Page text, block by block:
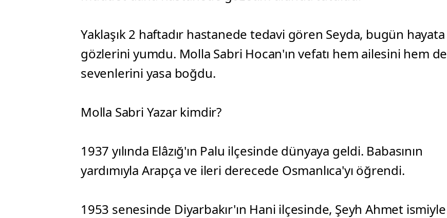
Yaklaşık 2 haftadır hastanede tedavi gören Seyda, bugün hayata
gözlerini yumdu. Molla Sabri Hocan'ın vefatı hem ailesini hem de
sevenlerini yasa boğdu.
Molla Sabri Yazar kimdir?
1937 yılında Elâzığ'ın Palu ilçesinde dünyaya geldi. Babasının
yardımıyla Arapça ve ileri derecede Osmanlıca'yı öğrendi.
1953 senesinde Diyarbakır'ın Hani ilçesinde, Şeyh Ahmet ismiyle